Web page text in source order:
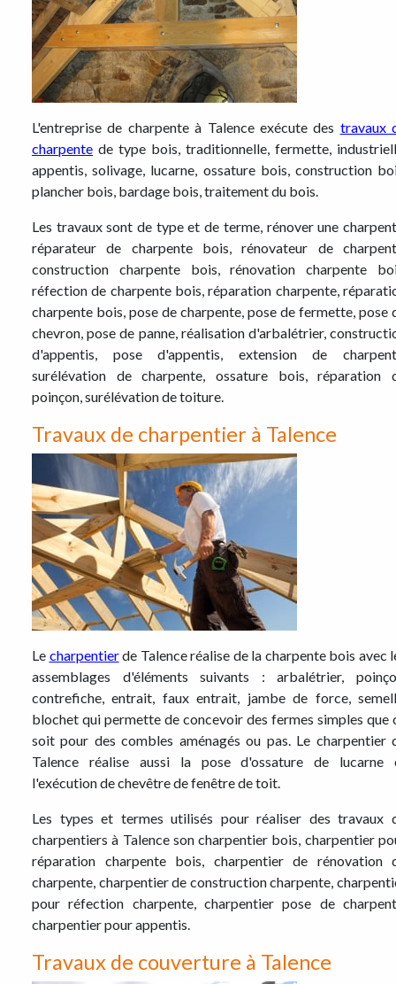
L'entreprise de charpente à Talence exécute des travaux
charpente de type bois, traditionnelle, fermette,
appentis, solivage, lucarne, ossature bois, construction
plancher bois, bardage bois, traitement du bois.
Les travaux sont de type et de terme, rénover une
réparateur de charpente bois, rénovateur de
construction charpente bois, rénovation charpente
réfection de charpente bois, réparation charpente,
charpente bois, pose de charpente, pose de fermette, pose
chevron, pose de panne, réalisation d'arbalétrier,
d'appentis, pose d'appentis, extension de
surélévation de charpente, ossature bois, réparation
poinçon, surélévation de toiture.
Travaux de charpentier à Talence
Le charpentierde Talence réalise de la charpente bois avec
assemblages d'éléments suivants : arbalétrier,
contrefiche, entrait, faux entrait, jambe de force,
blochet qui permette de concevoir des fermes simples que
soit pour des combles aménagés ou pas. Le charpentier
Talence réalise aussi la pose d'ossature de lucarne
l'exécution de chevêtre de fenêtre de toit.
Les types et termes utilisés pour réaliser des travaux
charpentiers à Talence son charpentier bois, charpentier
réparation charpente bois, charpentier de rénovation
charpente, charpentier de construction charpente,
pour réfection charpente, charpentier pose de
charpentier pour appentis.
Travaux de couverture à Talence